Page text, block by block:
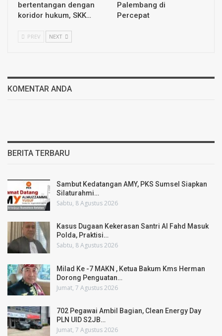
bertentangan dengan
koridor hukum, SKK…
Palembang di
Percepat
PREV NEXT
KOMENTAR ANDA
BERITA TERBARU
Sambut Kedatangan AMY, PKS Sumsel Siapkan
Silaturahmi…
Sabtu, 8 Agustus 2026
Kasus Dugaan Kekerasan Santri Al Fahd Masuk
Polda, Praktisi…
Sabtu, 8 Agustus 2026
Milad Ke -7 MAKN , Ketua Bakum Kms Herman
Dorong Penguatan…
Jumat, 7 Agustus 2026
702 Pegawai Ambil Bagian, Clean Energy Day
PLN UID S2JB…
Jumat, 7 Agustus 2026